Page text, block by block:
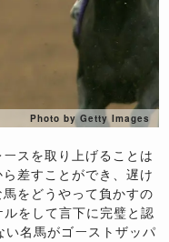
Photo by Getty Images
スを取り上げることは
差すことができ、遅け
をどうやって負かすの
をして言下に完璧と認
名馬がゴーストザッパ